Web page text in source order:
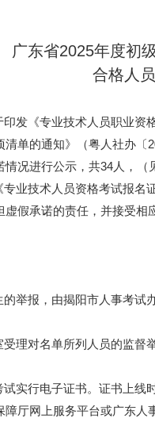
广东省2025年度初
合格人员
《专业技术人员职业资
单的通知》（粤人社办
况进行公示，共34人，（
技术人员资格考试报名
假承诺的责任，并接受相
报，由揭阳市人事考试办
对名单所列人员的监督
行电子证书。证书上线
厅网上服务平台或广东人